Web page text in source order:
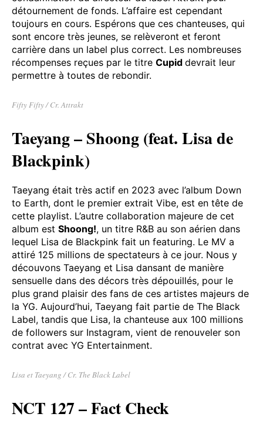
l’affaire judiciaire à rebondissementqui entoure ce
titre, qui a donné lieu au départ de trois membres sur
quatre (seule la rappeuse est restée) et à la
condamnation du directeur du label Attrakt pour
détournement de fonds. L’affaire est cependant
toujours en cours. Espérons que ces chanteuses, qui
carrière dans un label plus correct. Les nombreuses
Fifty Fifty / Cr. Attrakt
Taeyang – Shoong (feat. Lisa de
Blackpink)
Taeyang était très actif en 2023 avec l’album Down
to Earth, dont le premier extrait Vibe, est en tête de
cette playlist. L’autre collaboration majeure de cet
album estShoong! , un titre R&B au son aérien dans
lequel Lisa de Blackpink fait un featuring. Le MV a
attiré 125 millions de spectateurs à ce jour. Nous y
découvons Taeyang et Lisa dansant de manière
sensuelle dans des décors très dépouillés, pour le
plus grand plaisir des fans de ces artistes majeurs de
Label, tandis que Lisa, la chanteuse aux 100 millions